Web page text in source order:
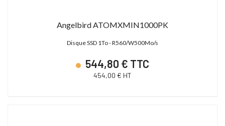
Angelbird ATOMXMIN1000PK
Disque SSD 1To - R560/W500Mo/s
544,80 € TTC
454,00 € HT